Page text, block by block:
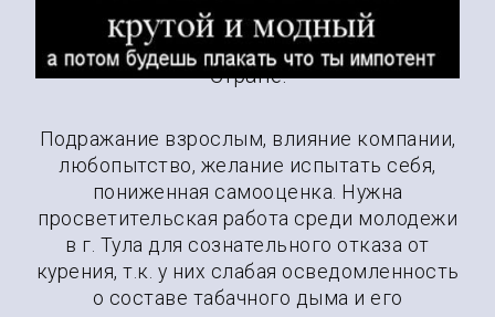
1993г.
Разреши СВОЮ идеологию в СВОЕЙ
Стране!
Подражание взрослым, влияние компании,
любопытство, желание испытать себя,
пониженная самооценка. Нужна
просветительская работа среди молодежи
в г. Тула для сознательного отказа от
курения, т.к. у них слабая осведомленность
о составе табачного дыма и его